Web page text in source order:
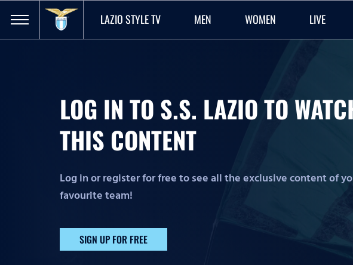
LAZIO STYLE TV MEN WOMEN LIVE
LOG IN TO S.S. LAZIO TO
THIS CONTENT
Log in or register for free to see all the exclusive content of
favourite team!
SIGN UP FOR FREE